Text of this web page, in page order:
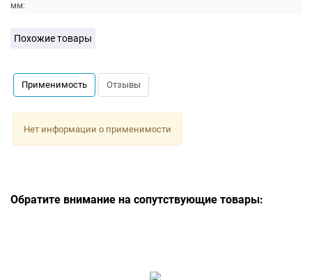
мм:
Похожие товары
Применимость Отзывы
Нет информации о применимости
Обратите внимание на сопутствующие товары: